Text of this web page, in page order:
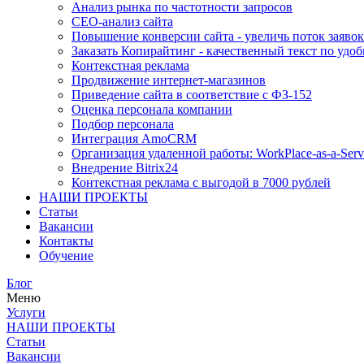
Анализ рынка по частотности запросов
СЕО-анализ сайта
Повышение конверсии сайта - увеличь поток
Заказать Копирайтинг - качественный текст по
Контекстная реклама
Продвижение интернет-магазинов
Приведение сайта в соответствие с ФЗ-152
Оценка персонала компании
Подбор персонала
Интеграция AmoCRM
Организация удаленной работы: WorkPlace-as-a-
Внедрение Bitrix24
Контекстная реклама с выгодой в 7000 рублей
НАШИ ПРОЕКТЫ
Статьи
Вакансии
Контакты
Обучение
Блог
Меню
Услуги
НАШИ ПРОЕКТЫ
Статьи
Вакансии